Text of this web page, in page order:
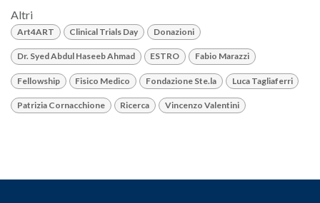
Altri
Art4ART Clinical Trials Day Donazioni
Dr. Syed Abdul Haseeb Ahmad ESTRO Fabio Marazzi
Fellowship Fisico Medico Fondazione Ste.la Luca Tagliaferri
Patrizia Cornacchione Ricerca Vincenzo Valentini